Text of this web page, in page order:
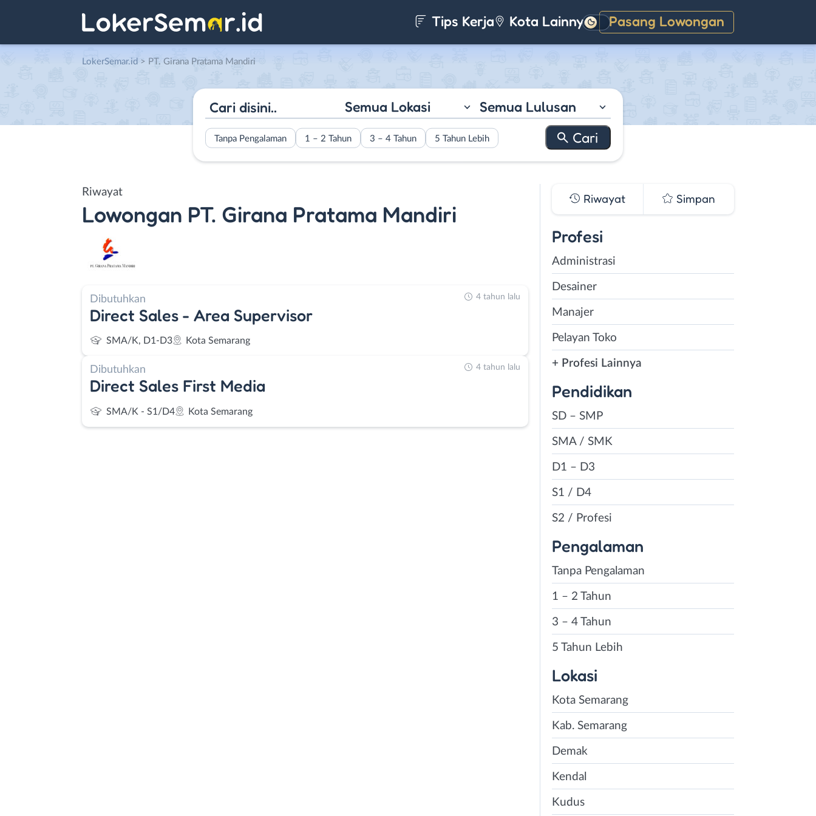
Tips Kerja Kota Lainnya Pasang Lowongan
Gelap
LokerSemar.id > PT. Girana Pratama Mandiri
Semua Lokasi Semua Lulusan
Tanpa Pengalaman 1 – 2 Tahun 3 – 4 Tahun 5 Tahun Lebih
Riwayat
Lowongan PT. Girana Pratama Mandiri
Dibutuhkan
Direct Sales - Area Supervisor
SMA/K, D1-D3 Kota Semarang
4 tahun lalu
Dibutuhkan
Direct Sales First Media
SMA/K - S1/D4 Kota Semarang
4 tahun lalu
Riwayat Simpan
Profesi
Administrasi
Desainer
Manajer
Pelayan Toko
+ Profesi Lainnya
Pendidikan
SD – SMP
SMA / SMK
D1 – D3
S1 / D4
S2 / Profesi
Pengalaman
Tanpa Pengalaman
1 – 2 Tahun
3 – 4 Tahun
5 Tahun Lebih
Lokasi
Kota Semarang
Kab. Semarang
Demak
Kendal
Kudus